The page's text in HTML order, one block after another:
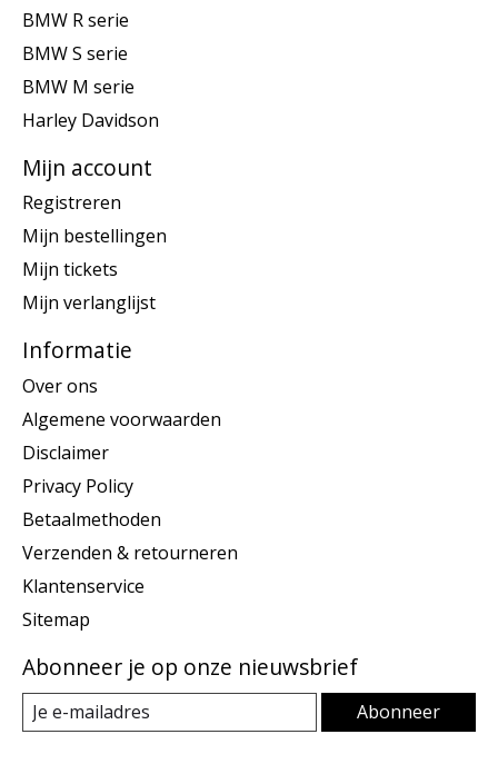
BMW R serie
BMW S serie
BMW M serie
Harley Davidson
Mijn account
Registreren
Mijn bestellingen
Mijn tickets
Mijn verlanglijst
Informatie
Over ons
Algemene voorwaarden
Disclaimer
Privacy Policy
Betaalmethoden
Verzenden & retourneren
Klantenservice
Sitemap
Abonneer je op onze nieuwsbrief
Abonneer